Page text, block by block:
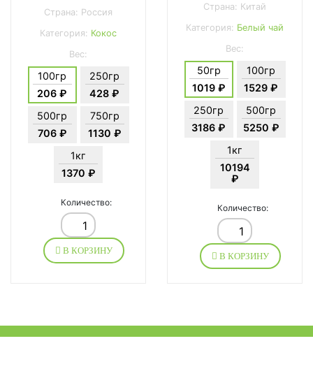
Страна: Россия
Категория: Кокос
Вес:
100гр
206 ₽
250гр
428 ₽
500гр
706 ₽
750гр
1130 ₽
1кг
1370 ₽
Количество:
В КОРЗИНУ
Страна: Китай
Категория: Белый чай
Вес:
50гр
1019 ₽
100гр
1529 ₽
250гр
3186 ₽
500гр
5250 ₽
1кг
10194
₽
Количество:
В КОРЗИНУ